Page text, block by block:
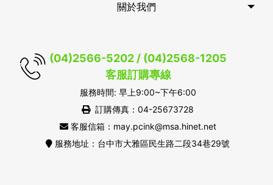
關於我們
(04)2566-5202 / (04)2568-1205
客服訂購專線
服務時間: 早上9:00~下午6:00
訂購傳真：04-25673728
客服信箱：may.pcink@msa.hinet.net
服務地址：台中市大雅區民生路二段34巷29號